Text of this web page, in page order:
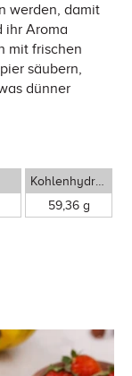
werden, damit
ihr Aroma
mit frischen
säubern,
dünner
59,36 g